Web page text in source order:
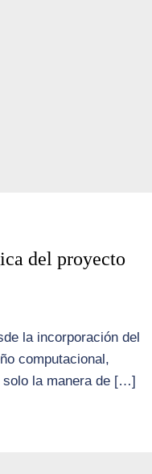
del proyecto
la incorporación del
computacional,
solo la manera de […]